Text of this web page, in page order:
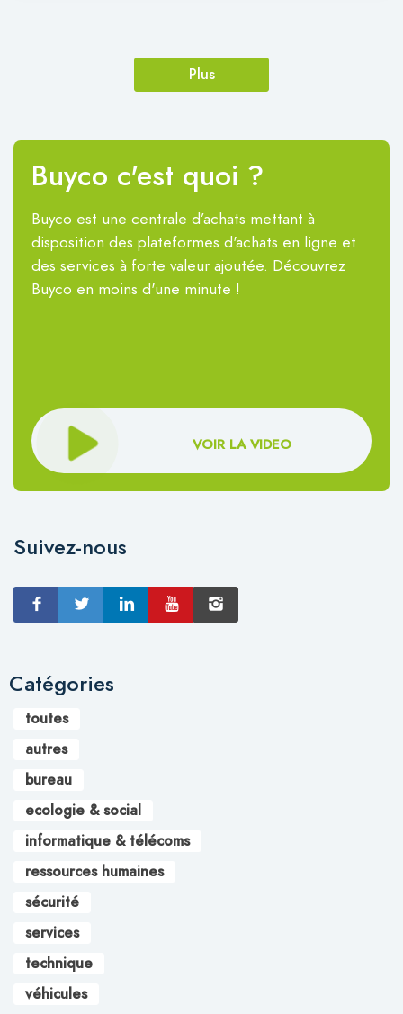
Plus
Buyco c'est quoi ?
Buyco est une centrale d’achats mettant à
disposition des plateformes d'achats en ligne et
des services à forte valeur ajoutée. Découvrez
Buyco en moins d'une minute !
VOIR LA VIDEO
Suivez-nous
Catégories
toutes
autres
bureau
ecologie & social
informatique & télécoms
ressources humaines
sécurité
services
technique
véhicules